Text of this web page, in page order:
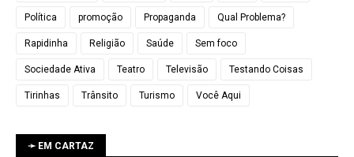
Política promoção Propaganda Qual Problema?
Rapidinha Religião Saúde Sem foco
Sociedade Ativa Teatro Televisão Testando Coisas
Tirinhas Trânsito Turismo Você Aqui
➛ EM CARTAZ